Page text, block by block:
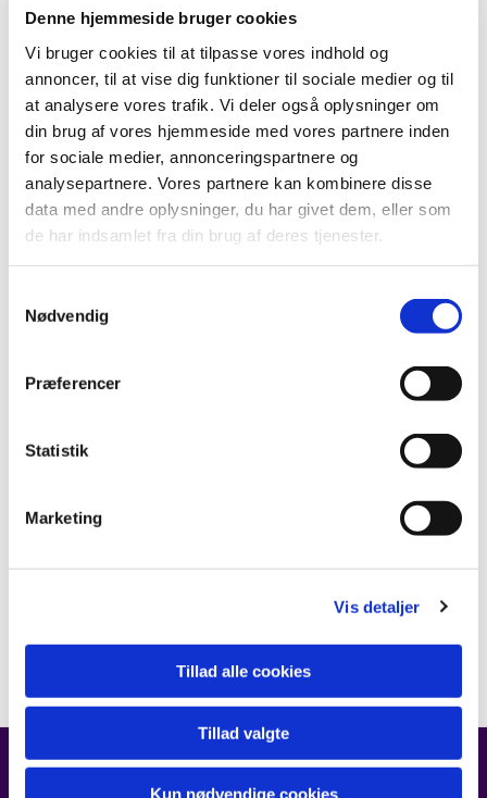
Denne hjemmeside bruger cookies
Vi bruger cookies til at tilpasse vores indhold og
annoncer, til at vise dig funktioner til sociale medier og til
at analysere vores trafik. Vi deler også oplysninger om
din brug af vores hjemmeside med vores partnere inden
for sociale medier, annonceringspartnere og
analysepartnere. Vores partnere kan kombinere disse
data med andre oplysninger, du har givet dem, eller som
de har indsamlet fra din brug af deres tjenester.
Nødvendig
Præferencer
Statistik
Marketing
Vis detaljer
Tillad alle cookies
Tillad valgte
Kun nødvendige cookies
Du vil måske også kunne
lide...